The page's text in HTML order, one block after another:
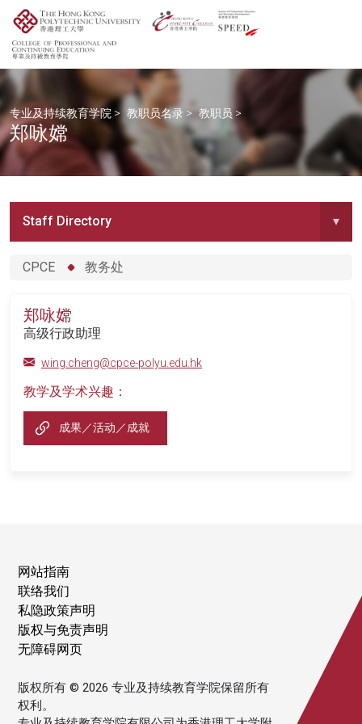
专业及持续教育学院 > 教职员名录 > 教职员 >
郑咏嫦
Staff Directory ▾
CPCE 教务处
郑咏嫦
高级行政助理
wing.cheng@cpce-polyu.edu.hk
教学及学术兴趣：
成果／活动／成就
网站指南
联络我们
私隐政策声明
版权与免责声明
无障碍网页
版权所有 © 2026 专业及持续教育学院保留所有
权利。